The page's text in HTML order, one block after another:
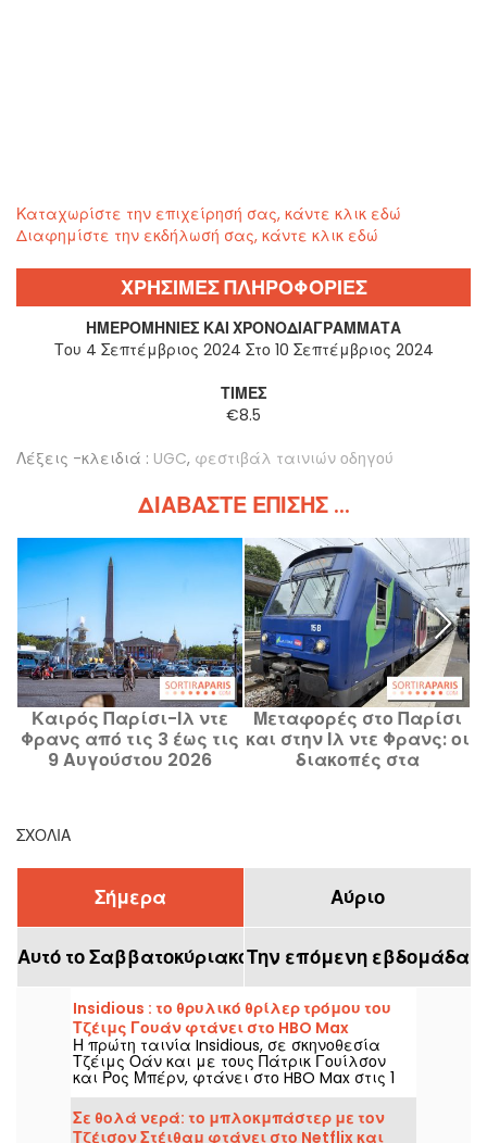
Καταχωρίστε την επιχείρησή σας, κάντε κλικ εδώ
Διαφημίστε την εκδήλωσή σας, κάντε κλικ εδώ
ΧΡΗΣΙΜΕΣ ΠΛΗΡΟΦΟΡΙΕΣ
ΗΜΕΡΟΜΗΝΊΕΣ ΚΑΙ ΧΡΟΝΟΔΙΑΓΡΆΜΜΑΤΑ
Του 4 Σεπτέμβριος 2024 Στο 10 Σεπτέμβριος 2024
ΤΙΜΈΣ
€8.5
Λέξεις -κλειδιά : UGC, φεστιβάλ ταινιών οδηγού
ΔΙΑΒΆΣΤΕ ΕΠΊΣΗΣ ...
Καιρός Παρίσι-Ιλ ντε
Φρανς από τις 3 έως τις
9 Αυγούστου 2026
Μεταφορές στο Παρίσι
και στην Ιλ ντε Φρανς: οι
διακοπές στα
ΣΧΌΛΙΑ
Σήμερα Αύριο
Αυτό το ΣαββατοκύριακοΤην επόμενη εβδομάδα
Insidious : το θρυλικό θρίλερ τρόμου του
Τζέιμς Γουάν φτάνει στο HBO Max
Η πρώτη ταινία Insidious, σε σκηνοθεσία
Τζέιμς Οάν και με τους Πάτρικ Γουίλσον
και Ρος Μπέρν, φτάνει στο HBO Max στις 1
Αυγούστου 2026.
Σε θολά νερά: το μπλοκμπάστερ με τον
Τζέισον Στέιθαμ φτάνει στο Netflix και